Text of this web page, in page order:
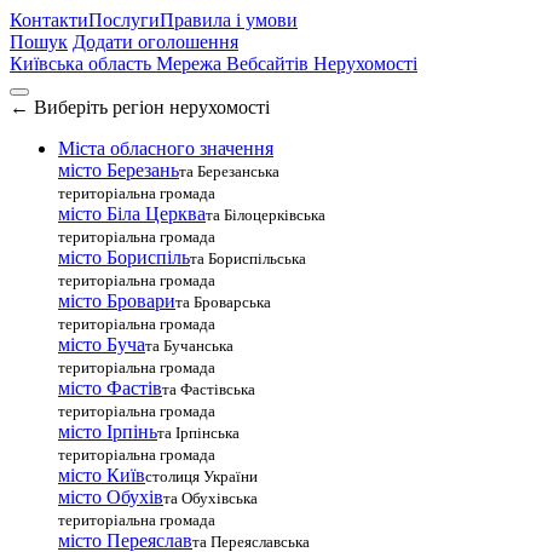
КонтактиПослугиПравила і умови
Пошук Додати оголошення
Київська область Мережа Вебсайтів Нерухомості
← Виберіть регіон нерухомості
Міста обласного значення
місто Березаньта Березанська
територіальна громада
місто Біла Церквата Білоцерківська
територіальна громада
місто Бориспільта Бориспільська
територіальна громада
місто Броварита Броварська
територіальна громада
місто Бучата Бучанська
територіальна громада
місто Фастівта Фастівська
територіальна громада
місто Ірпіньта Ірпінська
територіальна громада
місто Київстолиця України
місто Обухівта Обухівська
територіальна громада
місто Переяславта Переяславська